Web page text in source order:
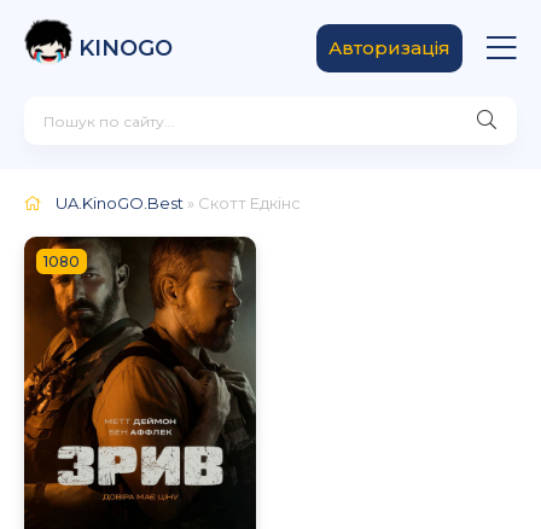
KINOGO Авторизація
UA.KinoGO.Best » Скотт Едкінс
1080